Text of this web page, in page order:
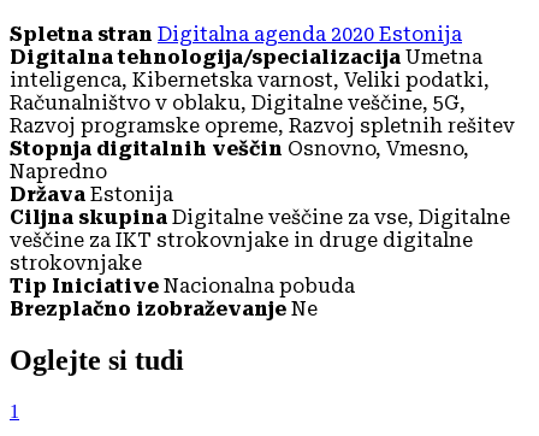
Spletna stran Digitalna agenda 2020 Estonija
Digitalna tehnologija/specializacija Umetna
inteligenca, Kibernetska varnost, Veliki podatki,
Računalništvo v oblaku, Digitalne veščine, 5G,
Razvoj programske opreme, Razvoj spletnih rešitev
Stopnja digitalnih veščin Osnovno, Vmesno,
Napredno
Država Estonija
Ciljna skupina Digitalne veščine za vse, Digitalne
veščine za IKT strokovnjake in druge digitalne
strokovnjake
Tip Iniciative Nacionalna pobuda
Brezplačno izobraževanje Ne
Oglejte si tudi
1